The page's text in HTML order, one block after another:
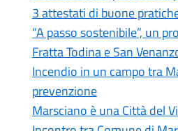
3 attestati di buone
“A passo sostenibile”, un
Fratta Todina e San
Incendio in un campo tra
prevenzione
Marsciano è una Città del